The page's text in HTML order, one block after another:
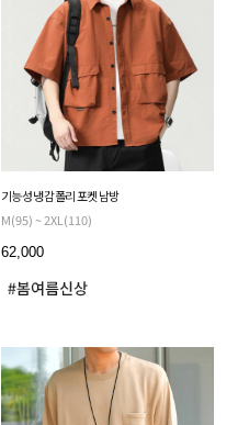
기능성 냉감 폴리 포켓 남방
M(95) ~ 2XL(110)
62,000